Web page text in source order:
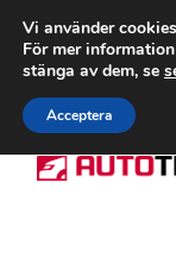
Hoppa
till
Hoppa
till
Vi använder
För mer
stänga av dem, se
Acceptera